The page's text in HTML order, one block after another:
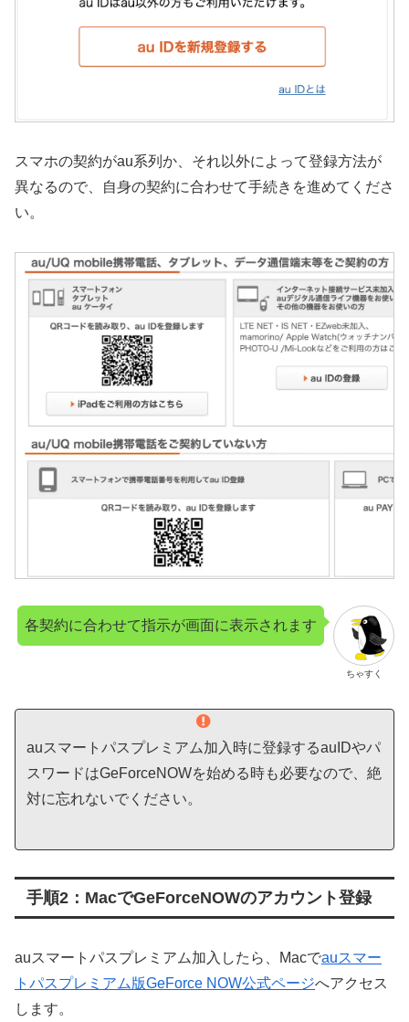
スマホの契約がau系列か、それ以外によって登録方法が
異なるので、自身の契約に合わせて手続きを進めてくださ
い。
ちゃすく
各契約に合わせて指示が画面に表示されます
auスマートパスプレミアム加入時に登録するauIDやパ
スワードはGeForceNOWを始める時も必要なので、絶
対に忘れないでください。
手順2：MacでGeForceNOWのアカウント登録
auスマートパスプレミアム加入したら、Macでauスマー
トパスプレミアム版GeForce NOW公式ページへアクセス
します。